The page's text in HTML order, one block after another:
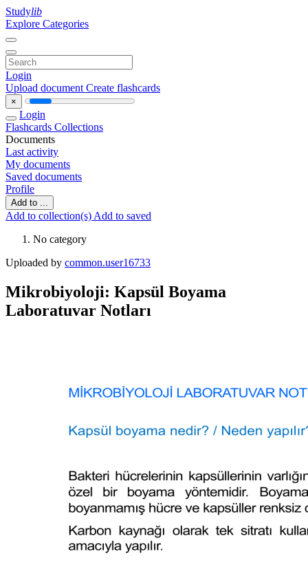
Studylib
Explore Categories
Login
Upload document Create flashcards
×
Login
Flashcards Collections
Documents
Last activity
My documents
Saved documents
Profile
Add to ...
Add to collection(s) Add to saved
No category
Uploaded by common.user16733
Mikrobiyoloji: Kapsül Boyama
Laboratuvar Notları